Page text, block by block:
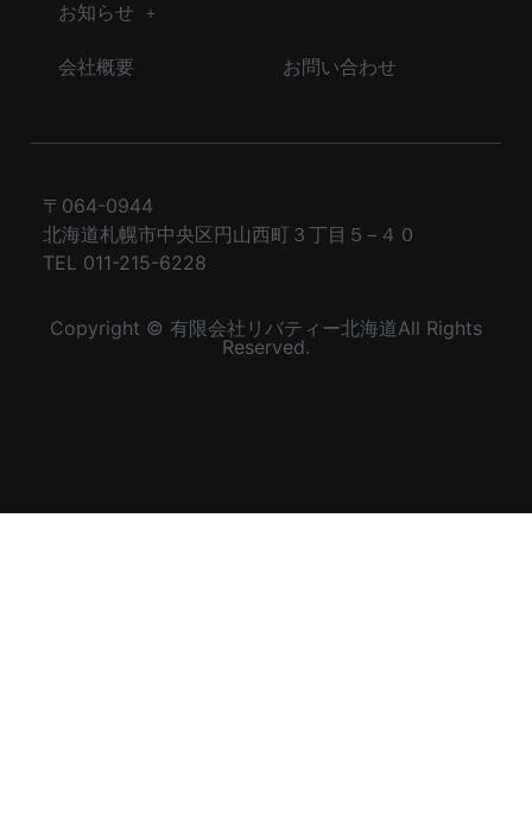
お知らせ
会社概要 お問い合わせ
〒064-0944
北海道札幌市中央区円山西町３丁目５−４０
TEL 011-215-6228
Copyright © 有限会社リバティー北海道All Rights
Reserved.